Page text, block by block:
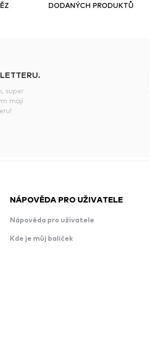
DODANÝCH PRODUKTŮ
super
mají
NÁPOVĚDA PRO UŽIVATELE
Nápověda pro uživatele
Kde je můj balíček